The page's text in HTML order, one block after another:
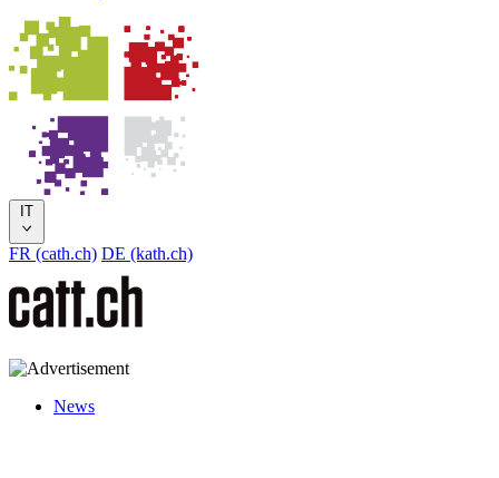
IT
FR (cath.ch) DE (kath.ch)
News